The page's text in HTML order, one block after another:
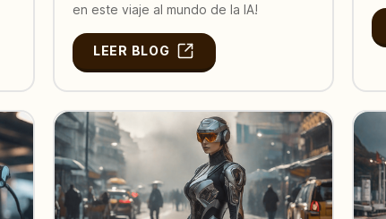
en este viaje al mundo de la IA!
LEER BLOG